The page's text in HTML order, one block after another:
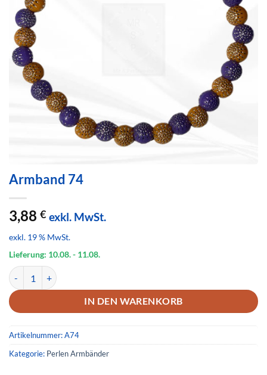
Armband 74
3,88 € exkl. MwSt.
exkl. 19 % MwSt.
Lieferung: 10.08.- 11.08.
Armband 74 Menge
IN DEN WARENKORB
Artikelnummer:A74
Kategorie: Perlen Armbänder